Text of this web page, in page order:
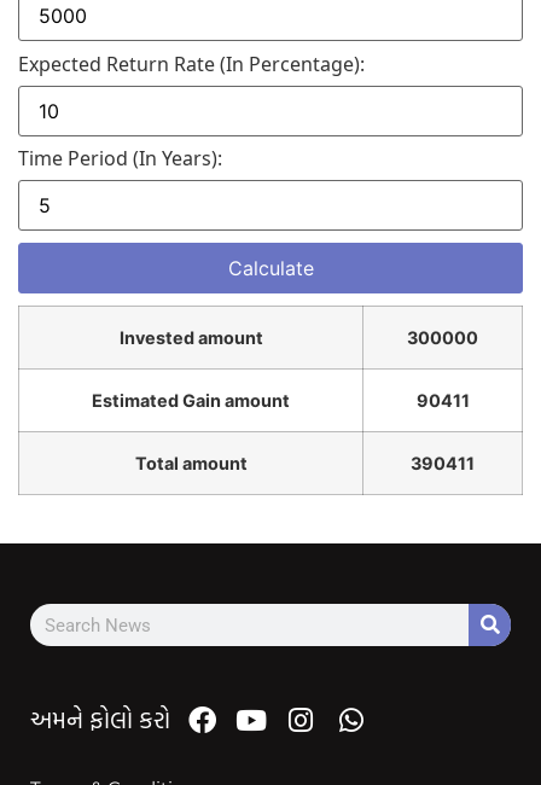
Expected Return Rate (in Percentage):
Time Period (in Years):
Invested amount 300000
Estimated Gain amount 90411
Total amount 390411
અમને ફોલો કરો